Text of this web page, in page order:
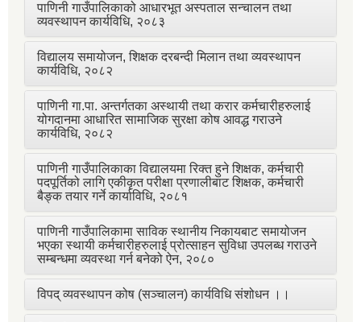
पाणिनी गाउँपालिकाको आधारभूत अस्पताल सन्चालन तथा
व्यवस्थापन कार्यविधि, २०८३
विद्यालय समायोजन, शिक्षक दरबन्दी मिलान तथा व्यवस्थापन
कार्यविधि, २०८२
पाणिनी गा.पा. अन्तर्गतका अस्थायी तथा करार कर्मचारीहरुलाई
योगदानमा आधारित सामाजिक सुरक्षा कोष आवद्ध गराउने
कार्यविधि, २०८२
पाणिनी गाउँपालिकाका विद्यालयमा रिक्त हुने शिक्षक, कर्मचारी
पदपूर्तिको लागि एकीकृत परीक्षा प्रणालीबाट शिक्षक, कर्मचारी
बैङ्क तयार गर्ने कार्याविधि, २०८१
पाणिनी गाउँपालिकामा साविक स्थानीय निकायबाट समायोजन
भएका स्थायी कर्मचारीहरुलाई प्रोत्साहन सुविधा उपलब्ध गराउने
सम्बन्धमा व्यवस्था गर्न बनेको ऐन, २०८०
विपद् व्यवस्थापन कोष (सञ्चालन) कार्यविधि संशोधन ।।